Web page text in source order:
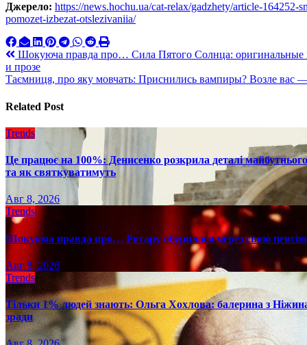
Джерело: https://news.hochu.ua/cat-relax/gadzhety/article-
pomozet-izbezat-otslezivaniia/
Навигация
по
Шокуюча правда про… Сила Пятого Солнца: оригинальные
и прозе
Таємниця, про яку мовчать: Приснились вампиры? Возле вас
Related Post
Trends
Це працює на 100%: Денисенко розкрила деталі майбутнього
та як святкуватимуть
Авг 8, 2026
Trends
Шокуюча правда про… Ротару обурилася через свою
Авг 8, 2026
Trends
Тільки 1% людей знають: Ольга Хохлова: балерина з
зради